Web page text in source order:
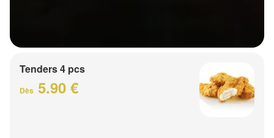
Tenders 4 pcs
Dès 5.90 €